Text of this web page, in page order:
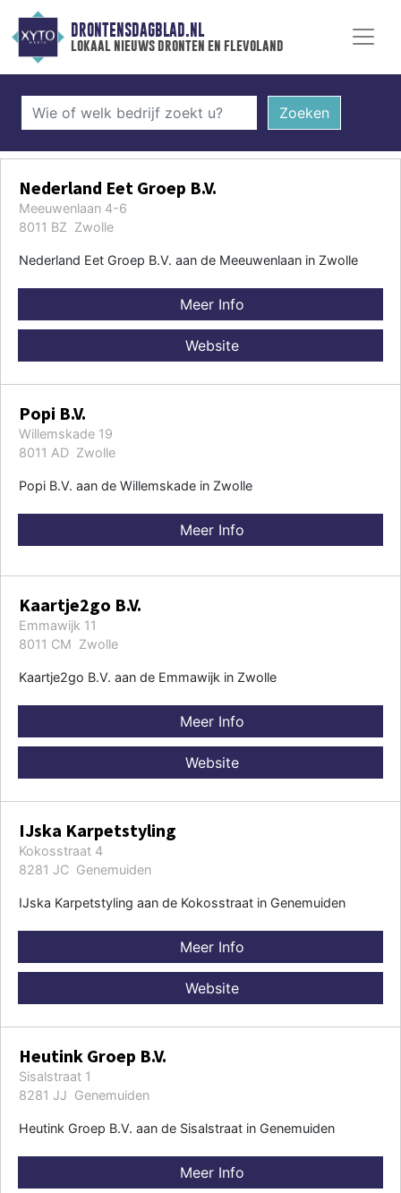
DRONTENSDAGBLAD.NL
lokaal nieuws dronten en flevoland
Zoeken
Nederland Eet Groep B.V.
Meeuwenlaan 4-6
8011 BZ Zwolle
Nederland Eet Groep B.V. aan de Meeuwenlaan in Zwolle
Meer Info
Website
Popi B.V.
Willemskade 19
8011 AD Zwolle
Popi B.V. aan de Willemskade in Zwolle
Meer Info
Kaartje2go B.V.
Emmawijk 11
8011 CM Zwolle
Kaartje2go B.V. aan de Emmawijk in Zwolle
Meer Info
Website
IJska Karpetstyling
Kokosstraat 4
8281 JC Genemuiden
IJska Karpetstyling aan de Kokosstraat in Genemuiden
Meer Info
Website
Heutink Groep B.V.
Sisalstraat 1
8281 JJ Genemuiden
Heutink Groep B.V. aan de Sisalstraat in Genemuiden
Meer Info